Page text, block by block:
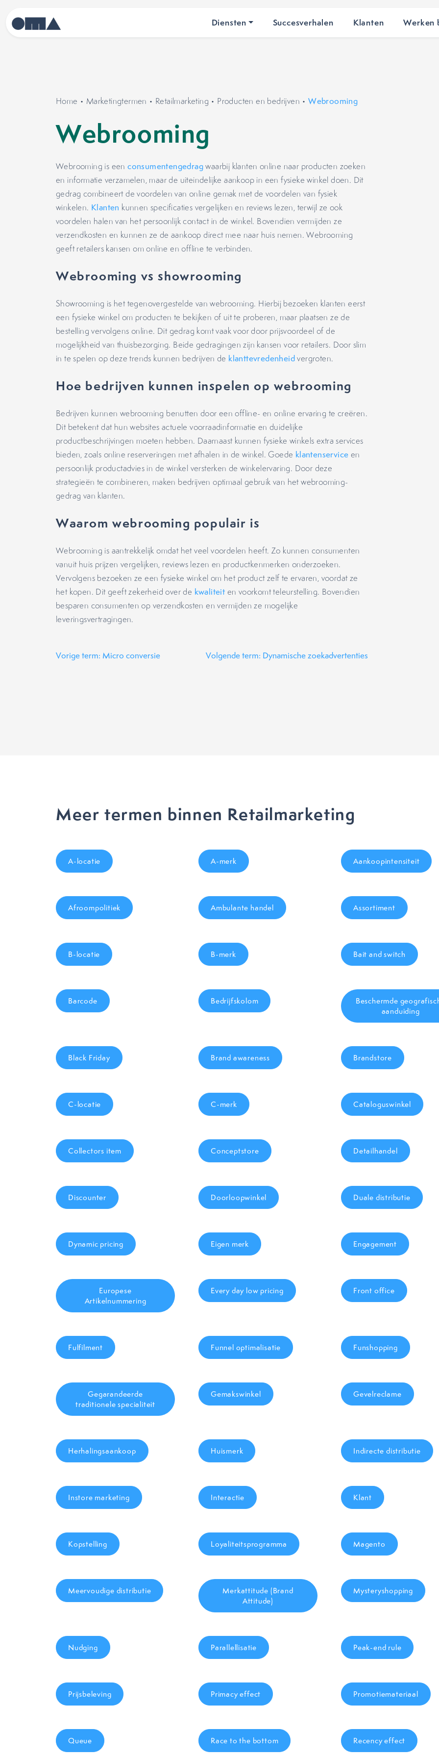
Diensten Succesverhalen Klanten Werken
Home • Marketingtermen • Retailmarketing • Producten en bedrijven •Webrooming
Webrooming
Webrooming is eenconsumentengedragwaarbij klanten online naar producten zoeken
en informatie verzamelen, maar de uiteindelijke aankoop in een fysieke winkel doen. Dit
gedrag combineert de voordelen van online gemak met de voordelen van fysiek
winkelen. Klanten kunnen specificaties vergelijken en reviews lezen, terwijl ze ook
voordelen halen van het persoonlijk contact in de winkel. Bovendien vermijden ze
verzendkosten en kunnen ze de aankoop direct mee naar huis nemen. Webrooming
geeft retailers kansen om online en offline te verbinden.
Webrooming vs showrooming
Showrooming is het tegenovergestelde van webrooming. Hierbij bezoeken klanten eerst
een fysieke winkel om producten te bekijken of uit te proberen, maar plaatsen ze de
bestelling vervolgens online. Dit gedrag komt vaak voor door prijsvoordeel of de
mogelijkheid van thuisbezorging. Beide gedragingen zijn kansen voor retailers. Door slim
in te spelen op deze trends kunnen bedrijven de klanttevredenheidvergroten.
Hoe bedrijven kunnen inspelen op webrooming
Bedrijven kunnen webrooming benutten door een offline- en online ervaring te creëren.
Dit betekent dat hun websites actuele voorraadinformatie en duidelijke
productbeschrijvingen moeten hebben. Daarnaast kunnen fysieke winkels extra services
bieden, zoals online reserveringen met afhalen in de winkel. Goede klantenservice en
persoonlijk productadvies in de winkel versterken de winkelervaring. Door deze
strategieën te combineren, maken bedrijven optimaal gebruik van het webrooming-
gedrag van klanten.
Waarom webrooming populair is
Webrooming is aantrekkelijk omdat het veel voordelen heeft. Zo kunnen consumenten
vanuit huis prijzen vergelijken, reviews lezen en productkenmerken onderzoeken.
Vervolgens bezoeken ze een fysieke winkel om het product zelf te ervaren, voordat ze
het kopen. Dit geeft zekerheid over de kwaliteit en voorkomt teleurstelling. Bovendien
besparen consumenten op verzendkosten en vermijden ze mogelijke
leveringsvertragingen.
Vorige term: Micro conversie Volgende term: Dynamische zoekadvertenties
Meer termen binnen Retailmarketing
A-locatie A-merk Aankoopintensiteit
Afroompolitiek Ambulante handel Assortiment
B-locatie B-merk Bait and switch
Barcode Bedrijfskolom
Beschermde
aanduiding
Black Friday Brand awareness Brandstore
C-locatie C-merk Cataloguswinkel
Collectors item Conceptstore Detailhandel
Discounter Doorloopwinkel Duale distributie
Dynamic pricing Eigen merk Engagement
Europese
Artikelnummering
Every day low pricing Front office
Fulfilment Funnel optimalisatie Funshopping
Gegarandeerde
traditionele specialiteit
Gemakswinkel Gevelreclame
Herhalingsaankoop Huismerk Indirecte distributie
Instore marketing Interactie Klant
Kopstelling Loyaliteitsprogramma Magento
Meervoudige distributie
Merkattitude (Brand
Attitude)
Mysteryshopping
Nudging Parallellisatie Peak-end rule
Prijsbeleving Primacy effect Promotiemateriaal
Queue Race to the bottom Recency effect